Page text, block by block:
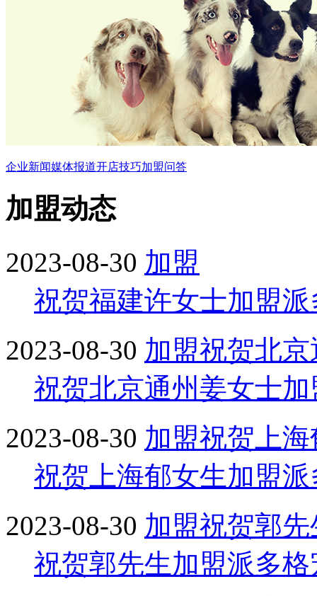
企业新闻媒体报道开店技巧加盟问答
加盟动态
2023-08-30 加盟
祝贺福建许女士加盟
2023-08-30 加盟祝贺北
祝贺北京通州姜女士
2023-08-30 加盟祝贺上
祝贺上海郁女生加盟
2023-08-30 加盟祝贺郭
祝贺郭先生加盟派多